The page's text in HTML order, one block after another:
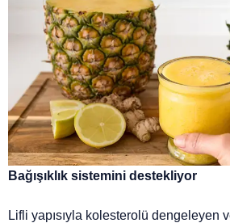
Bağışıklık sistemini destekliyor
Lifli yapısıyla kolesterolü dengeleyen